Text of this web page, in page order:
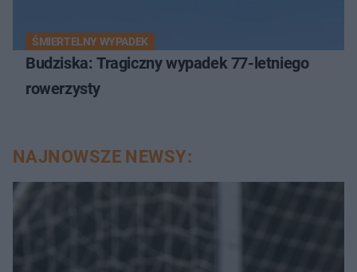
ŚMIERTELNY WYPADEK
Budziska: Tragiczny wypadek 77-letniego
rowerzysty
NAJNOWSZE NEWSY: